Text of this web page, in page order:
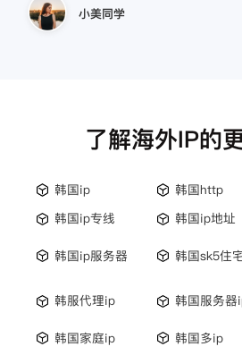
小美同学
了解海外IP的
韩国ip 韩国http
韩国ip专线
韩国ip地址
韩国ip服务器 韩国sk5住
韩服代理ip 韩国服务器
韩国家庭ip
韩国多ip